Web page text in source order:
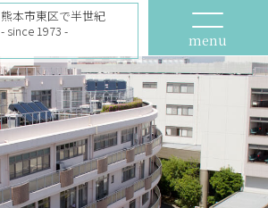
menu
熊本市東区で半世紀
- since 1973 -